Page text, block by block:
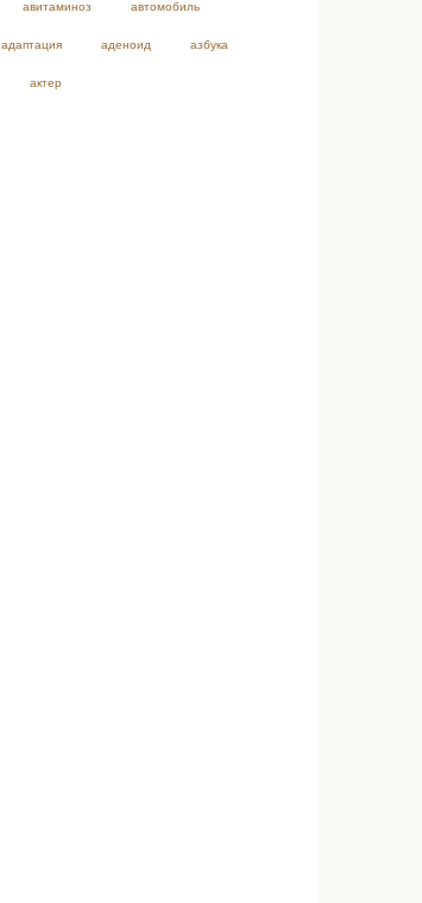
авитаминоз автомобиль
адаптация аденоид азбука
актер